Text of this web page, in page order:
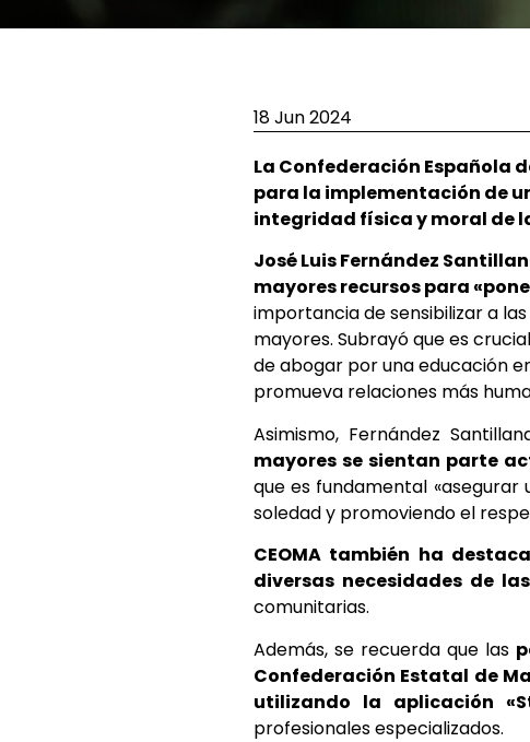
18 Jun 2024
La Confederación Española
para la implementación de
integridad física y moral de
José Luis Fernández
mayores recursos para
importancia de sensibilizar a
mayores. Subrayó que es
de abogar por una educación
promueva relaciones más
Asimismo, Fernández
mayores se sientan parte
que es fundamental
soledad y promoviendo el
CEOMA también ha
diversas necesidades de
comunitarias.
Además, se recuerda que las
Confederación Estatal de
utilizando la aplicación
profesionales especializados.